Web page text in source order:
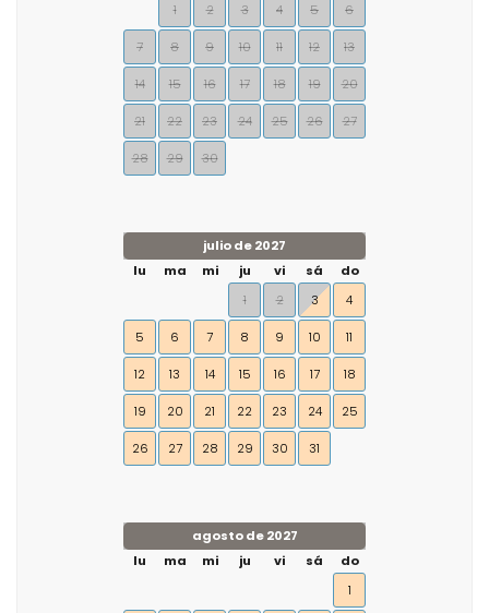
1
2 3 4 5 6
7 8 9 10 11 12 13
14 15 16 17 18 19 20
21 22 23 24 25 26 27
28 29 30
julio de 2027
lu
ma mi ju vi sá
do
1
2 3 4
5 6 7 8 9 10 11
12 13 14 15 16 17 18
19 20 21 22 23 24 25
26 27 28 29 30 31
agosto de 2027
lu
ma mi ju vi sá
do
1